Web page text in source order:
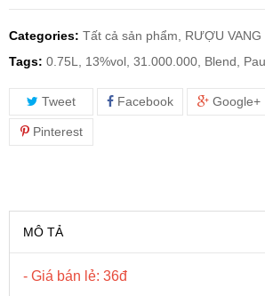
RƯỢU XO BRANDY
RƯỢU VODKA
RƯỢU COGNAC
BIA NGOẠI
Categories: Tất cả sản phẩm,
RƯỢU VANG
Tags: 0.75L, 13%vol, 31.000.000, Blend,
Tweet Facebook Google+
Pinterest
MÔ TẢ
- Giá bán lẻ: 36đ